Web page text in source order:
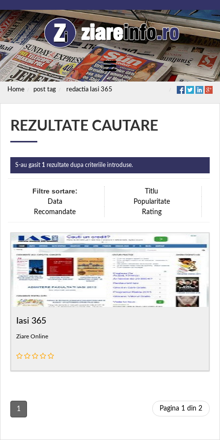
Home post tag redactia Iasi 365
REZULTATE CAUTARE
S-au gasit 1 rezultate dupa criteriile introduse.
Filtre sortare:
Titlu
Data
Popularitate
Recomandate
Rating
Iasi 365
Ziare Online
1 Pagina 1 din 2